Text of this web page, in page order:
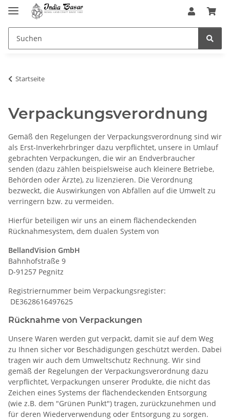
Startseite
Verpackungsverordnung
Gemäß den Regelungen der Verpackungsverordnung sind wir
als Erst-Inverkehrbringer dazu verpflichtet, unsere in Umlauf
gebrachten Verpackungen, die wir an Endverbraucher
senden (dazu zählen beispielsweise auch kleinere Betriebe,
Behörden oder Ärzte), zu lizenzieren. Die Verordnung
bezweckt, die Auswirkungen von Abfällen auf die Umwelt zu
verringern bzw. zu vermeiden.
Hierfür beteiligen wir uns an einem flächendeckenden
Rücknahmesystem, dem dualen System von
BellandVision GmbH
Bahnhofstraße 9
D-91257 Pegnitz
Registriernummer beim Verpackungsregister:
DE3628616497625
Rücknahme von Verpackungen
Unsere Waren werden gut verpackt, damit sie auf dem Weg
zu Ihnen sicher vor Beschädigungen geschützt werden. Dabei
tragen wir auch dem Umweltschutz Rechnung. Wir sind
gemäß der Regelungen der Verpackungsverordnung dazu
verpflichtet, Verpackungen unserer Produkte, die nicht das
Zeichen eines Systems der flächendeckenden Entsorgung
(wie z.B. dem "Grünen Punkt") tragen, zurückzunehmen und
für deren Wiederverwendung oder Entsorgung zu sorgen.